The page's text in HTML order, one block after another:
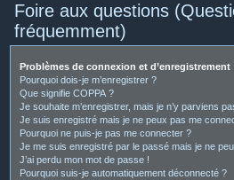
Foire aux questions
fréquemment)
Problèmes de connexion et d’enregistrement
Pourquoi dois-je m’enregistrer ?
Que signifie COPPA ?
Je souhaite m’enregistrer, mais je n’y parviens
Je suis enregistré mais je ne peux pas me
Pourquoi ne puis-je pas me connecter ?
Je me suis enregistré par le passé mais je ne
J’ai perdu mon mot de passe !
Pourquoi suis-je automatiquement déconnecté ?